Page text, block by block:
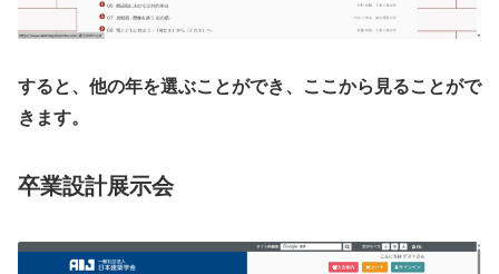
すると、他の年を選ぶことができ、ここから見ることがで
きます。
卒業設計展示会